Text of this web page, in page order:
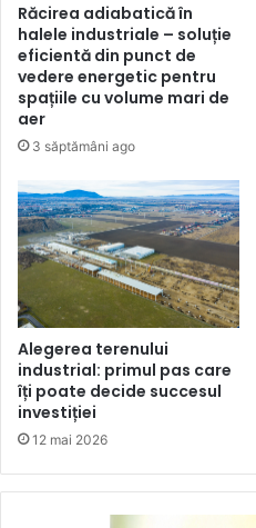
Răcirea adiabatică în
halele industriale – soluție
eficientă din punct de
vedere energetic pentru
spațiile cu volume mari de
aer
3 săptămâni ago
Alegerea terenului
industrial: primul pas care
îți poate decide succesul
investiției
12 mai 2026